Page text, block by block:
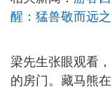
醒：猛兽敬而远之
梁先生张眼观看
的房门。藏马熊